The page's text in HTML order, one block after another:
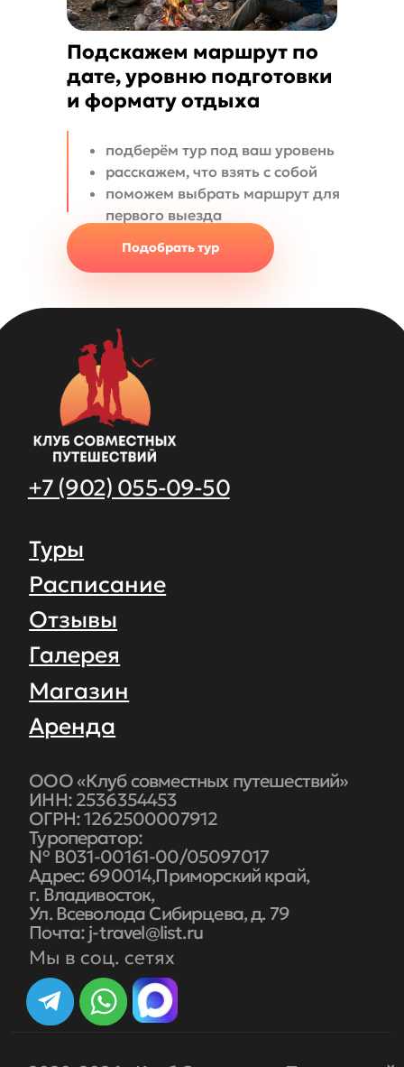
Подскажем маршрут по
дате, уровню подготовки
и формату отдыха
подберём тур под ваш уровень
расскажем, что взять с собой
поможем выбрать маршрут для
первого выезда
Подобрать тур